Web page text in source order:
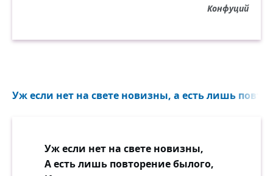
Конфуций
Уж если нет на свете новизны, а есть лишь
Уж если нет на свете новизны,
А есть лишь повторение былого,